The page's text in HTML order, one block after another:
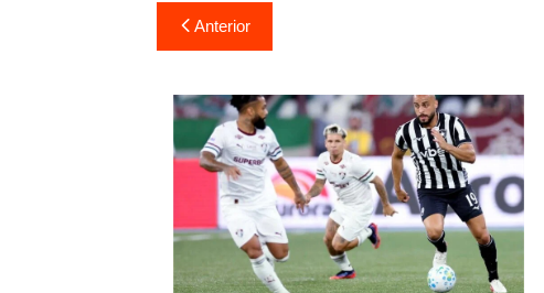
Navegação
de
Post
Anterior